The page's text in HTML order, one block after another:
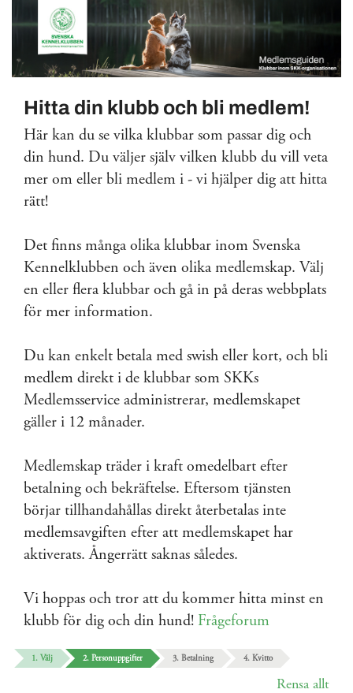
Hitta din klubb och bli medlem!
Här kan du se vilka klubbar som passar dig och
din hund. Du väljer själv vilken klubb du vill veta
mer om eller bli medlem i - vi hjälper dig att hitta
rätt!
Det finns många olika klubbar inom Svenska
Kennelklubben och även olika medlemskap. Välj
en eller flera klubbar och gå in på deras webbplats
för mer information.
Du kan enkelt betala med swish eller kort, och bli
medlem direkt i de klubbar som SKKs
Medlemsservice administrerar, medlemskapet
gäller i 12 månader.
Medlemskap träder i kraft omedelbart efter
betalning och bekräftelse. Eftersom tjänsten
börjar tillhandahållas direkt återbetalas inte
medlemsavgiften efter att medlemskapet har
aktiverats. Ångerrätt saknas således.
Vi hoppas och tror att du kommer hitta minst en
klubb för dig och din hund! Frågeforum
1. Välj 2. Personuppgifter 3. Betalning 4. Kvitto
Rensa allt